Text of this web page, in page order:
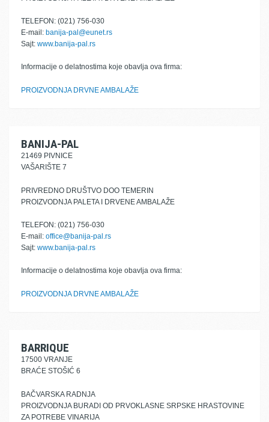
TELEFON: (021) 756-030
E-mail: banija-pal@eunet.rs
Sajt: www.banija-pal.rs
Informacije o delatnostima koje obavlja ova firma:
PROIZVODNJA DRVNE AMBALAŽE
BANIJA-PAL
21469 PIVNICE
VAŠARIŠTE 7
PRIVREDNO DRUŠTVO DOO TEMERIN
PROIZVODNJA PALETA I DRVENE AMBALAŽE
TELEFON: (021) 756-030
E-mail: office@banija-pal.rs
Sajt: www.banija-pal.rs
Informacije o delatnostima koje obavlja ova firma:
PROIZVODNJA DRVNE AMBALAŽE
BARRIQUE
17500 VRANJE
BRAĆE STOŠIĆ 6
BAČVARSKA RADNJA
PROIZVODNJA BURADI OD PRVOKLASNE SRPSKE HRASTOVINE
ZA POTREBE VINARIJA